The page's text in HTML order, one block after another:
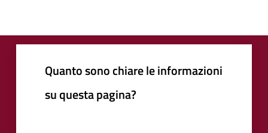
Quanto sono chiare le informazioni
su questa pagina?